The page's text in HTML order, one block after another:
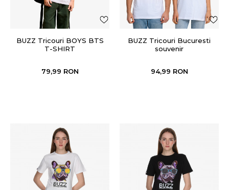
BUZZ Tricouri BOYS BTS
T-SHIRT
79,99 RON
BUZZ Tricouri Bucuresti
souvenir
94,99 RON